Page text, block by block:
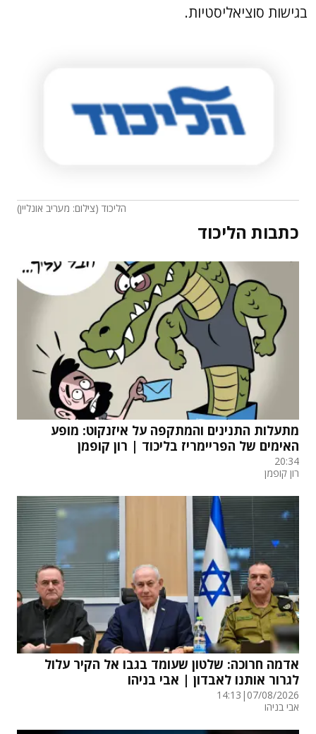
בגישות סוציאליסטיות.
הליכוד (צילום: מעריב אונליין)
כתבות הליכוד
מתעלות התנינים והמתקפה על איזנקוט: מופע
האימים של הפריימריז בליכוד | רון קופמן
20:34
רון קופמן
אדמה חרוכה: שלטון שעומד בגבו אל הקיר עלול
לגרור אותנו לאבדון | אבי בניהו
07/08/2026
|
14:13
אבי בניהו